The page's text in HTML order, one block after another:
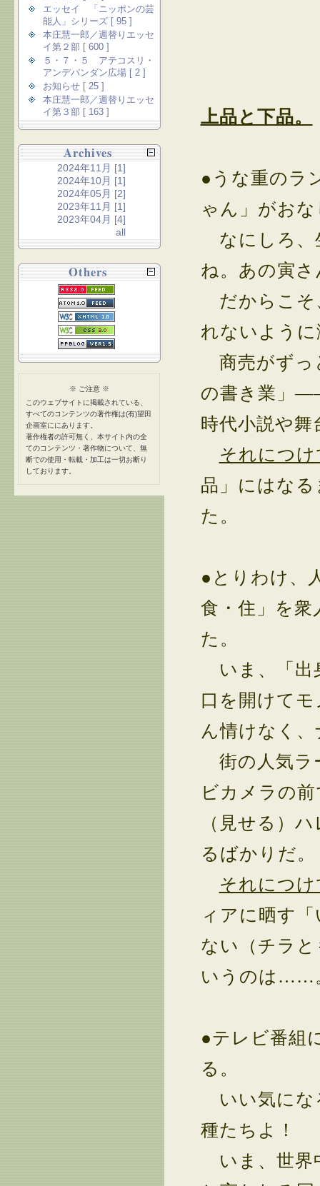
上品と下品。
●うな重のラ
ゃん」がお
なにしろ、
ね。あの寅
だからこそ
れないよう
商売がずっ
の書き業」
時代小説や
それにつ
品」にはな
た。
●とりわけ、
食・住」を
た。
いま、「出
口を開けて
ん情けなく
街の人気ラ
ビカメラの
（見せる）
るばかりだ。
それにつ
ィアに晒す
ない（チラ
いうのは……
●テレビ番組
る。
いい気にな
種たちよ！
いま、世界
エッセイ 「ニッポンの芸
能人」シリーズ [ 95 ]
本庄慧一郎／週替りエッセ
イ第２部 [ 600 ]
５・７・５ アテコスリ・
アンデパンダン広場 [ 2 ]
お知らせ [ 25 ]
本庄慧一郎／週替りエッセ
イ第３部 [ 163 ]
Archives
2024年11月 [1]
2024年10月 [1]
2024年05月 [2]
2023年11月 [1]
2023年04月 [4]
all
Others
※ ご注意 ※
このウェブサイトに掲載されている、
すべてのコンテンツの著作権は(有)望田
企画室ににあります。
著作権者の許可無く、本サイト内の全
てのコンテンツ・著作物について、無
断での使用・転載・加工は一切お断り
しております。